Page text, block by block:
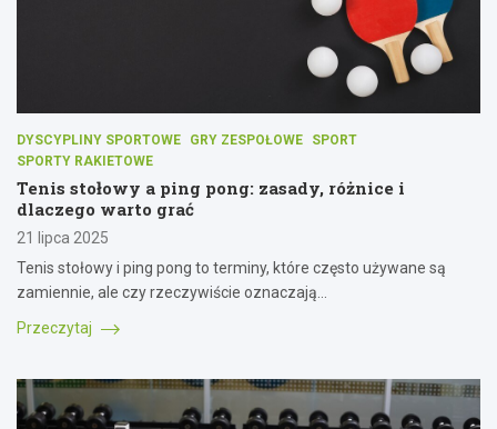
DYSCYPLINY SPORTOWE GRY ZESPOŁOWE
SPORT
SPORTY RAKIETOWE
Tenis stołowy a ping pong: zasady, różnice i
dlaczego warto grać
21 lipca 2025
Tenis stołowy i ping pong to terminy, które często używane są
zamiennie, ale czy rzeczywiście oznaczają…
Przeczytaj